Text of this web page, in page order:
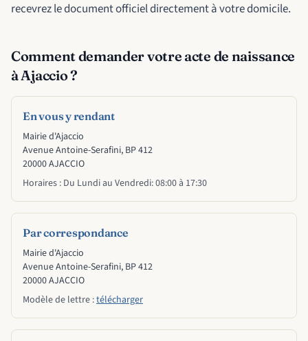
recevrez le document officiel directement à votre domicile.
Comment demander votre acte de naissance
à Ajaccio ?
En vous y rendant
Mairie d'Ajaccio
Avenue Antoine-Serafini, BP 412
20000 AJACCIO
Horaires : Du Lundi au Vendredi: 08:00 à 17:30
Par correspondance
Mairie d'Ajaccio
Avenue Antoine-Serafini, BP 412
20000 AJACCIO
Modèle de lettre :télécharger